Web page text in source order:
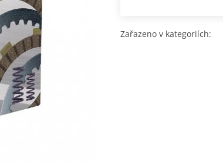
Zařazeno v kategoriích: